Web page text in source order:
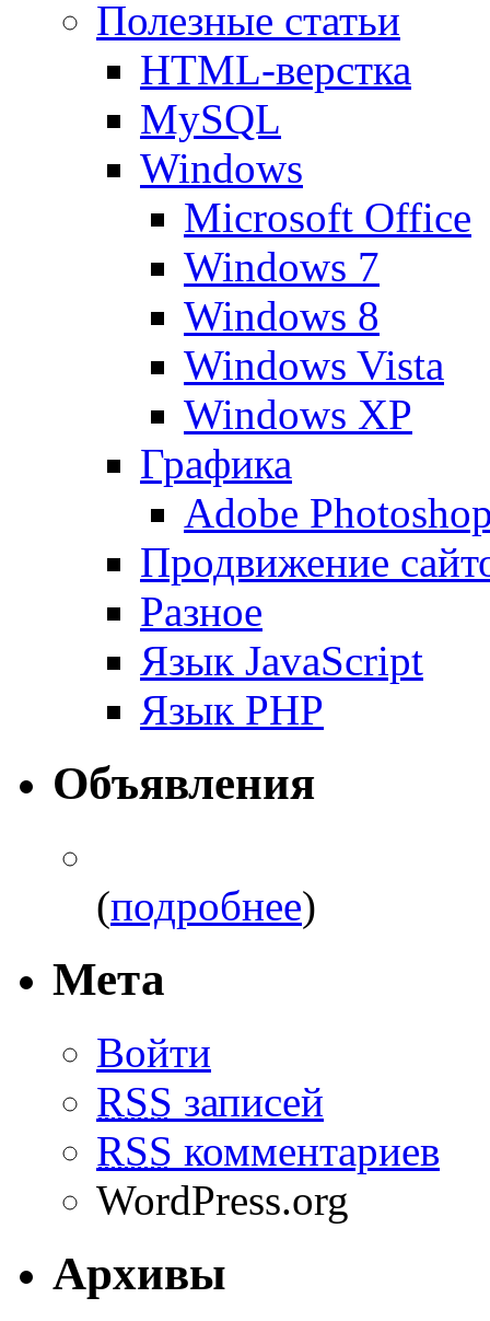
Полезные статьи
HTML-верстка
MySQL
Windows
Microsoft Office
Windows 7
Windows 8
Windows Vista
Windows XP
Графика
Adobe
Продвижение
Разное
Язык JavaScript
Язык PHP
Объявления
(подробнее)
Мета
Войти
RSS записей
RSS комментариев
WordPress.org
Архивы